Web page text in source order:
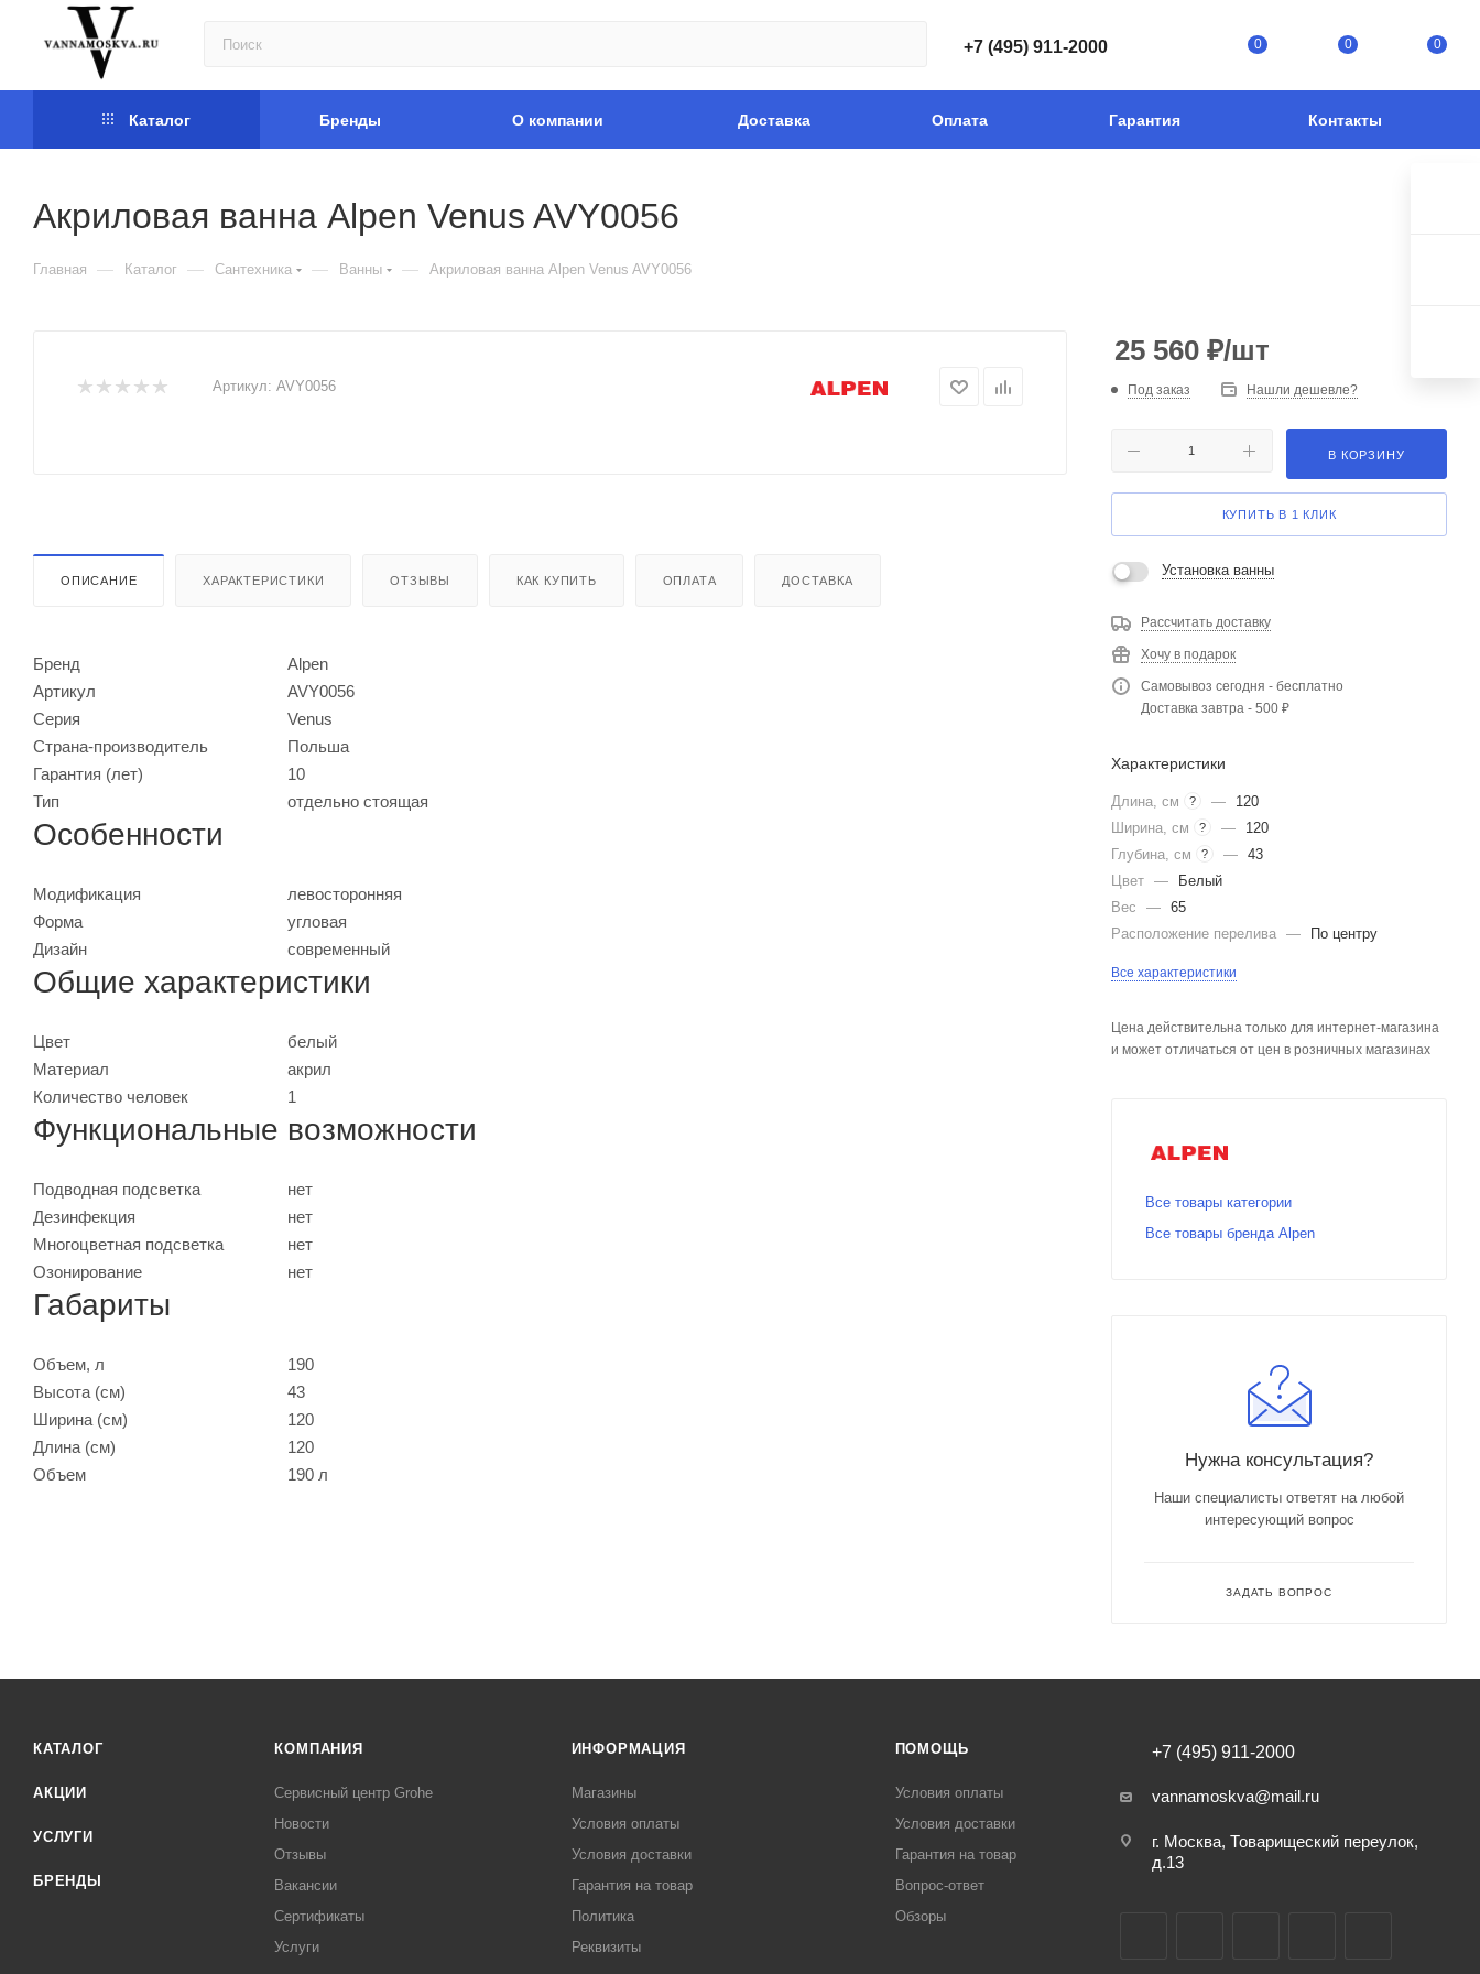
+7 (495) 911-2000 0 0 0
Каталог Бренды О компании Доставка Оплата Гарантия Контакты
Акриловая ванна Alpen Venus AVY0056
Главная — Каталог — Сантехника — Ванны — Акриловая ванна Alpen Venus AVY0056
Артикул: AVY0056
ОПИСАНИЕ ХАРАКТЕРИСТИКИ ОТЗЫВЫ КАК КУПИТЬ ОПЛАТА ДОСТАВКА
Бренд
Alpen
Артикул
AVY0056
Серия
Venus
Страна-производитель
Польша
Гарантия (лет)
10
Тип
отдельно стоящая
Особенности
Модификация
левосторонняя
Форма
угловая
Дизайн
современный
Общие характеристики
Цвет
белый
Материал
акрил
Количество человек
1
Функциональные возможности
Подводная подсветка
нет
Дезинфекция
нет
Многоцветная подсветка
нет
Озонирование
нет
Габариты
Объем, л
190
Высота (см)
43
Ширина (см)
120
Длина (см)
120
Объем
190 л
25 560 ₽/шт
Под заказ Нашли дешевле?
В КОРЗИНУ
КУПИТЬ В 1 КЛИК
Установка ванны
Рассчитать доставку
Хочу в подарок
Самовывоз сегодня - бесплатно
Доставка завтра - 500 ₽
Характеристики
Длина, см ? —
120
Ширина, см
? —
120
Глубина, см
? — 43
Цвет —
Белый
Вес
— 65
Расположение перелива — По центру
Все характеристики
Цена действительна только для интернет-магазина
и может отличаться от цен в розничных магазинах
Все товары категории
Все товары бренда Alpen
Нужна консультация?
Наши специалисты ответят на любой
интересующий вопрос
ЗАДАТЬ ВОПРОС
КАТАЛОГ
АКЦИИ
УСЛУГИ
БРЕНДЫ
КОМПАНИЯ
Сервисный центр Grohe
Новости
Отзывы
Вакансии
Сертификаты
Услуги
ИНФОРМАЦИЯ
Магазины
Условия оплаты
Условия доставки
Гарантия на товар
Политика
Реквизиты
ПОМОЩЬ
Условия оплаты
Условия доставки
Гарантия на товар
Вопрос-ответ
Обзоры
+7 (495) 911-2000
vannamoskva@mail.ru
г. Москва, Товарищеский переулок,
д.13